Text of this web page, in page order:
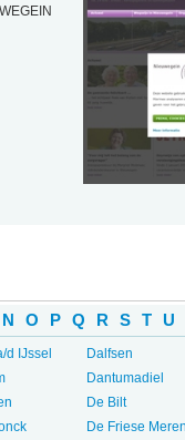
N O P Q R S T U
d IJssel
Dalfsen
Dantumadiel
De Bilt
De Friese